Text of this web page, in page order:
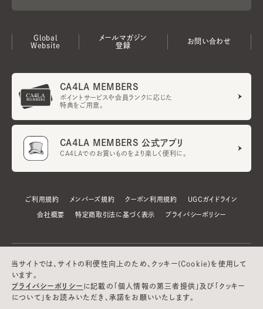
Global
Website
メールマガジン
登録
お問い合わせ
CA4LA MEMBERS
ポイントサービスや会員ランクに応じた
特典をご用意。
CA4LA MEMBERS 公式アプリ
CA4LAでのお買いものをより楽しく便利に。
ご利用規約 メンバーズ規約 クーポン利用規約 UGCガイドライン
会社概要 特定商取引法に基づく表示 プライバシーポリシー
当サイトでは、サイトの利便性向上のため、クッキー(Cookie)を使用して
います。
プライバシーポリシー に記載の「個人情報の第三者提供」及び「クッキー
について」をお読みいただき、承諾をお願いいたします。